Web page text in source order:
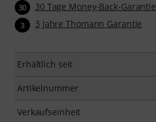
30 30 Tage Money-Back-Garantie
3 3 Jahre Thomann Garantie
Erhältlich seit
Artikelnummer
Verkaufseinheit